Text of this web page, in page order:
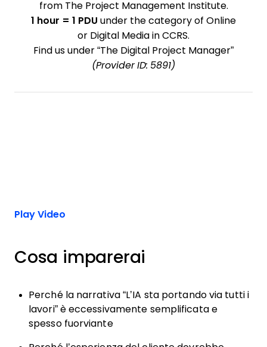
from The Project Management Institute.
1 hour = 1 PDU under the category of Online
or Digital Media in CCRS.
Find us under “The Digital Project Manager”
(Provider ID: 5891)
Play Video
Cosa imparerai
Perché la narrativa “L’IA sta portando via tutti i
lavori” è eccessivamente semplificata e
spesso fuorviante